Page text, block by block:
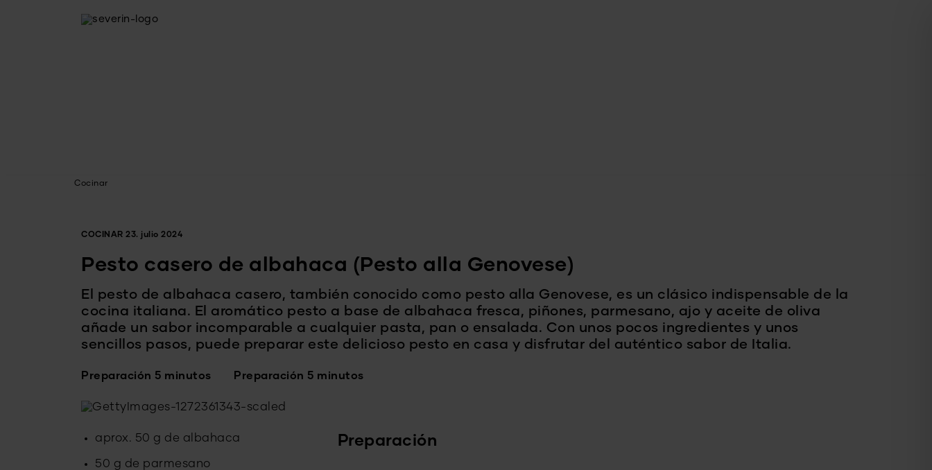
Cocinar
COCINAR 23. julio 2024
Pesto casero de albahaca (Pesto alla Genovese)
El pesto de albahaca casero, también conocido como pesto alla Genovese, es un clásico indispensable de la
cocina italiana. El aromático pesto a base de albahaca fresca, piñones, parmesano, ajo y aceite de oliva
añade un sabor incomparable a cualquier pasta, pan o ensalada. Con unos pocos ingredientes y unos
sencillos pasos, puede preparar este delicioso pesto en casa y disfrutar del auténtico sabor de Italia.
Preparación 5 minutos Preparación 5 minutos
aprox. 50 g de albahaca
50 g de parmesano
Preparación